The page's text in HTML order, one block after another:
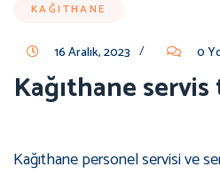
KAĞITHANE
16 Aralık, 2023 / 0
Kağıthane servis
Kağıthane personel servisi ve